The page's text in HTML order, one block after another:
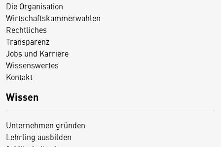
Die Organisation
Wirtschaftskammerwahlen
Rechtliches
Transparenz
Jobs und Karriere
Wissenswertes
Kontakt
Wissen
Unternehmen gründen
Lehrling ausbilden